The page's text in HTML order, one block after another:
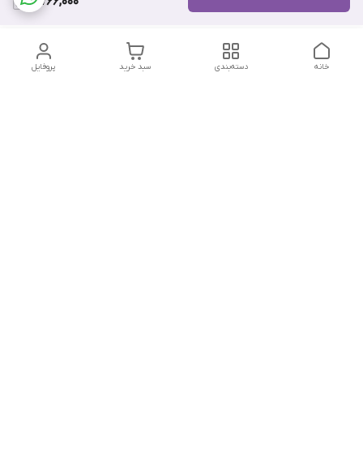
پروفایل سبد خرید دسته‌بندی خانه